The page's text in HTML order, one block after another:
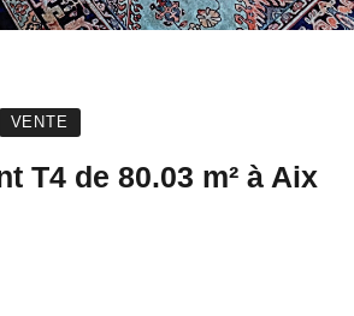
VENTE
T4 de 80.03 m² à Aix